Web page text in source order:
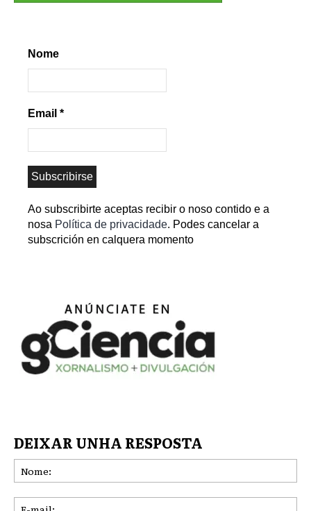
Nome
Email *
Ao subscribirte aceptas recibir o noso contido e a
nosa Política de privacidade. Podes cancelar a
subscrición en calquera momento
DEIXAR UNHA RESPOSTA